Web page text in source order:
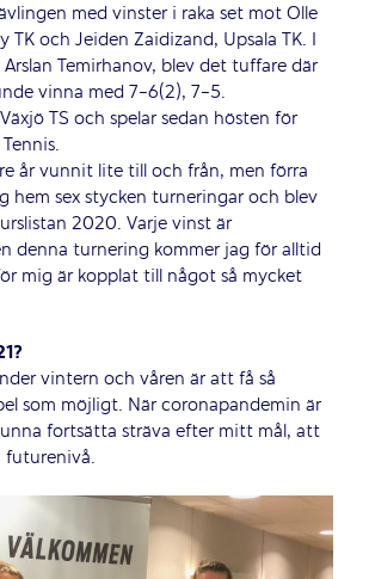
med vinster i raka set mot Olle
TK och Jeiden Zaidizand, Upsala TK. I
Temirhanov, blev det tuffare där
vinna med 7-6(2), 7-5.
TS och spelar sedan hösten för
år vunnit lite till och från, men förra
hem sex stycken turneringar och blev
2020. Varje vinst är
denna turnering kommer jag för alltid
mig är kopplat till något så mycket
vintern och våren är att få så
som möjligt. När coronapandemin är
fortsätta sträva efter mitt mål, att
futurenivå.